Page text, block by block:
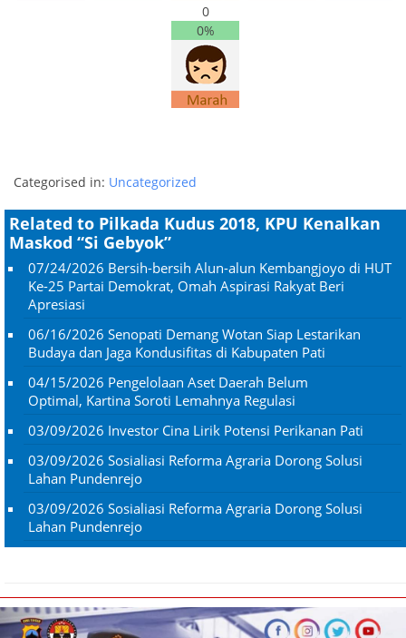
0
0%
Categorised in: Uncategorized
Related to Pilkada Kudus 2018, KPU Kenalkan
Maskod “Si Gebyok”
07/24/2026 Bersih-bersih Alun-alun Kembangjoyo di HUT
Ke-25 Partai Demokrat, Omah Aspirasi Rakyat Beri
Apresiasi
06/16/2026 Senopati Demang Wotan Siap Lestarikan
Budaya dan Jaga Kondusifitas di Kabupaten Pati
04/15/2026 Pengelolaan Aset Daerah Belum
Optimal, Kartina Soroti Lemahnya Regulasi
03/09/2026 Investor Cina Lirik Potensi Perikanan Pati
03/09/2026 Sosialiasi Reforma Agraria Dorong Solusi
Lahan Pundenrejo
03/09/2026 Sosialiasi Reforma Agraria Dorong Solusi
Lahan Pundenrejo